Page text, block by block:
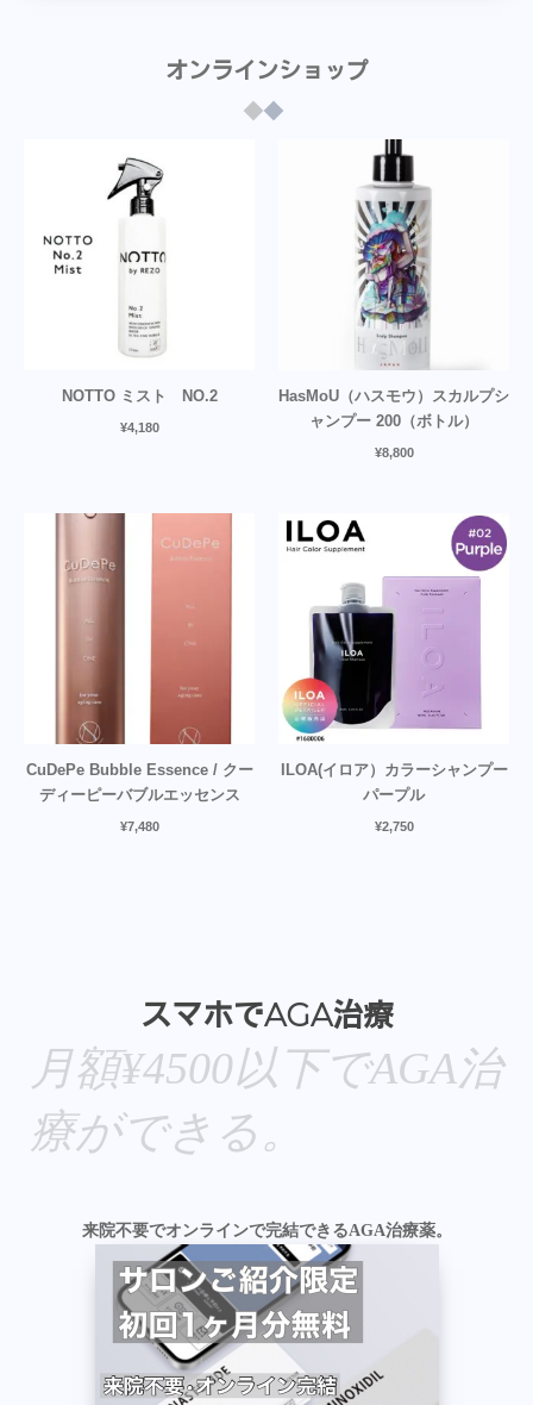
オンラインショップ
NOTTO ミスト NO.2
¥4,180
HasMoU（ハスモウ）スカルプシ
ャンプー 200（ボトル）
¥8,800
CuDePe Bubble Essence / クー
ディーピーバブルエッセンス
¥7,480
ILOA(イロア）カラーシャンプー
パープル
¥2,750
スマホでAGA治療
月額¥4500以下でAGA治
療ができる。
来院不要でオンラインで完結できるAGA治療薬。